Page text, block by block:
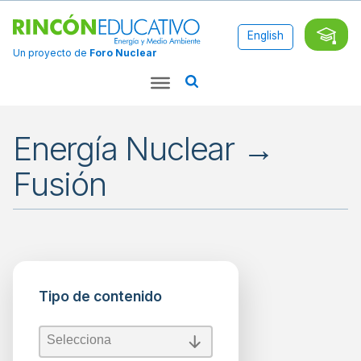
Un proyecto de Foro Nuclear
English
Energía Nuclear →
Fusión
Combustibles
Energía
Energía
Tipo de contenido
Tipo de contenido
Tipo de contenido